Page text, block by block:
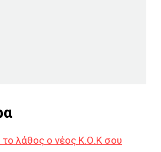
το λάθος ο νέος Κ.Ο.Κ σου